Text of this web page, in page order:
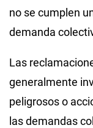
no se cumplen
demanda
Las
generalmente
peligrosos o
las demandas